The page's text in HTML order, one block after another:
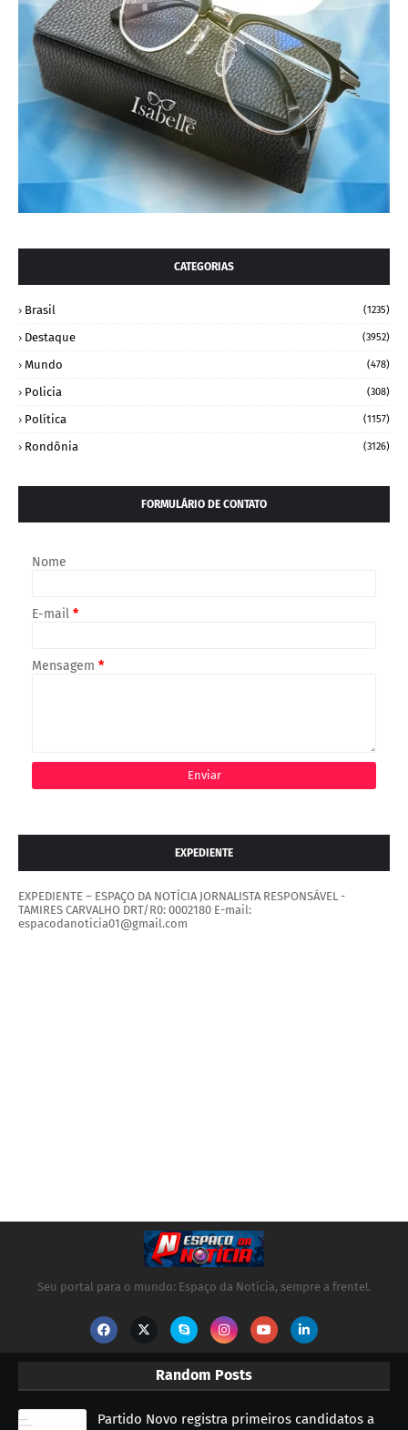
CATEGORIAS
Brasil (1235)
Destaque (3952)
Mundo (478)
Policia (308)
Política (1157)
Rondônia (3126)
FORMULÁRIO DE CONTATO
Nome
E-mail *
Mensagem *
EXPEDIENTE
EXPEDIENTE – ESPAÇO DA NOTÍCIA JORNALISTA RESPONSÁVEL -
TAMIRES CARVALHO DRT/R0: 0002180 E-mail:
espacodanoticia01@gmail.com
Seu portal para o mundo: Espaço da Notícia, sempre a frente!.
Random Posts
Partido Novo registra primeiros candidatos a